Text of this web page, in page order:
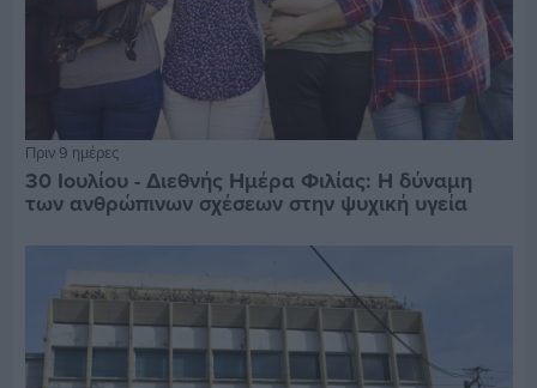
Πριν 9 ημέρες
30 Ιουλίου - Διεθνής Ημέρα Φιλίας: Η δύναμη
των ανθρώπινων σχέσεων στην ψυχική υγεία